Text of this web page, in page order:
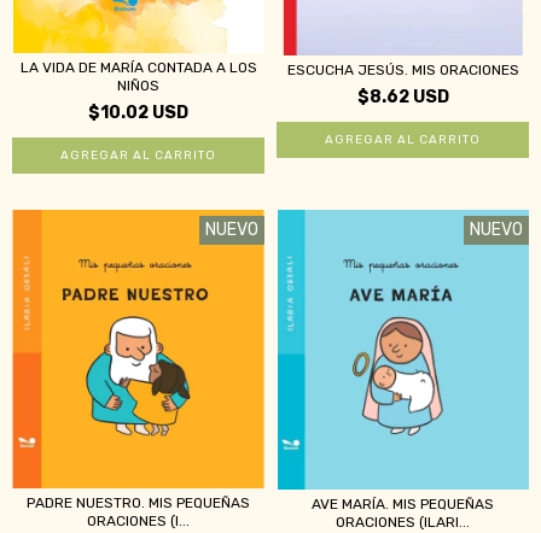
LA VIDA DE MARÍA CONTADA A LOS
NIÑOS
$10.02 USD
ESCUCHA JESÚS. MIS ORACIONES
$8.62 USD
NUEVO
PADRE NUESTRO. MIS PEQUEÑAS
ORACIONES (I...
NUEVO
AVE MARÍA. MIS PEQUEÑAS
ORACIONES (ILARI...